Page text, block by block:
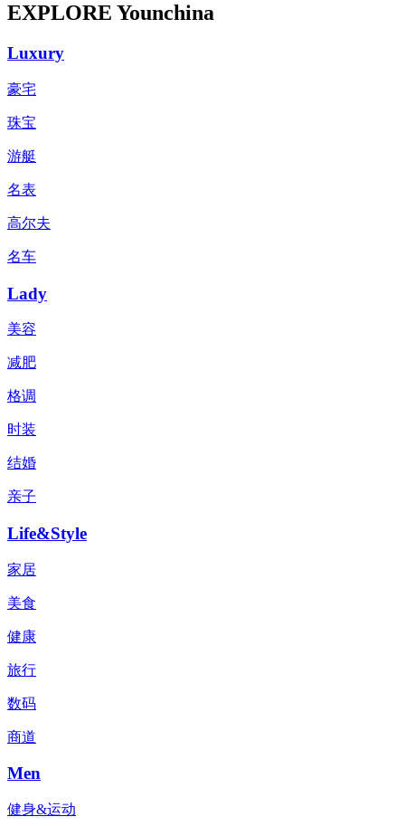
EXPLORE Younchina
Luxury
豪宅
珠宝
游艇
名表
高尔夫
名车
Lady
美容
减肥
格调
时装
结婚
亲子
Life&Style
家居
美食
健康
旅行
数码
商道
Men
健身&运动